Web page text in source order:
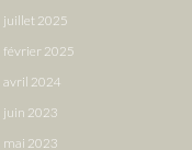
juillet 2025
février 2025
avril 2024
juin 2023
mai 2023